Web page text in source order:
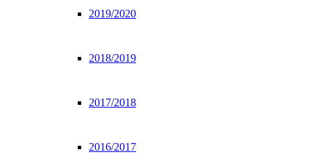
2019/2020
2018/2019
2017/2018
2016/2017